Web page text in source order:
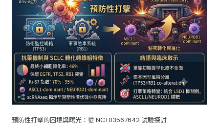
預防性打擊的困境與曙光：從 NCT03567642 試驗探討